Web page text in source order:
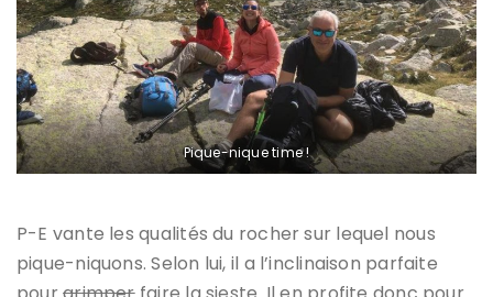
Pique-nique time !
P-E vante les qualités du rocher sur lequel nous
pique-niquons. Selon lui, il a l’inclinaison parfaite